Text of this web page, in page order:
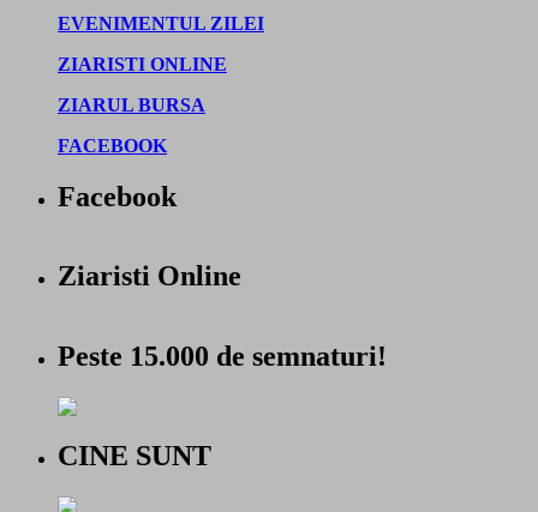
EVENIMENTUL ZILEI
ZIARISTI ONLINE
ZIARUL BURSA
FACEBOOK
Facebook
Ziaristi Online
Peste 15.000 de semnaturi!
CINE SUNT